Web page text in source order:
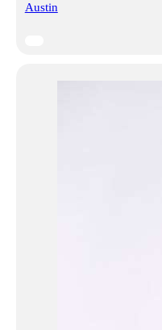
Austin